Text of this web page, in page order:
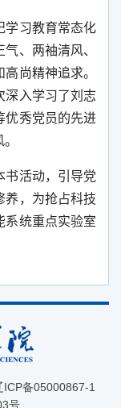
学习教育常态化
、两袖清风、
尚精神追求。
深入学习了刘志
优秀党员的先进
书活动，引导党
养，为抢占科技
系统重点实验室
ICP备05000867-1
号